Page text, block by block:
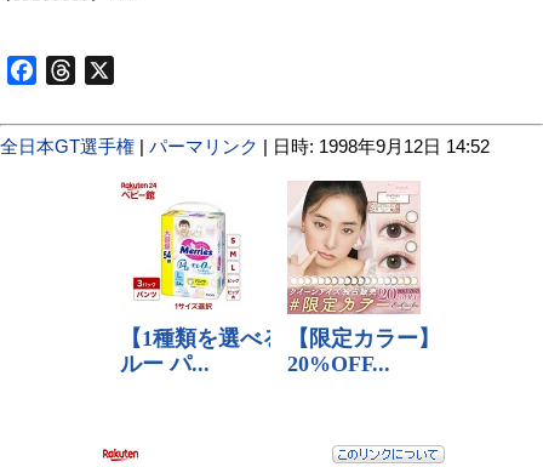
FacebookThreads
全日本GT選手権 | パーマリンク | 日時: 1998年9月12日 14:52